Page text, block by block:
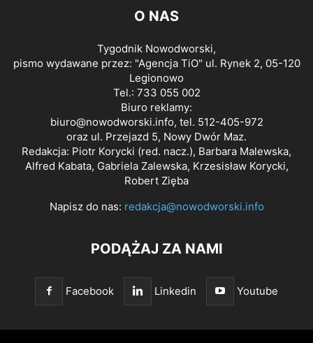
O NAS
Tygodnik Nowodworski,
pismo wydawane przez: "Agencja TiO" ul. Rynek 2, 05-120
Legionowo
Tel.: 733 055 002
Biuro reklamy:
biuro@nowodworski.info, tel. 512-405-972
oraz ul. Przejazd 5, Nowy Dwór Maz.
Redakcja: Piotr Korycki (red. nacz.), Barbara Malewska,
Alfred Kabata, Gabriela Zalewska, Krzesisław Korycki,
Robert Zięba
Napisz do nas: redakcja@nowodworski.info
PODĄŻAJ ZA NAMI
Facebook Linkedin Youtube